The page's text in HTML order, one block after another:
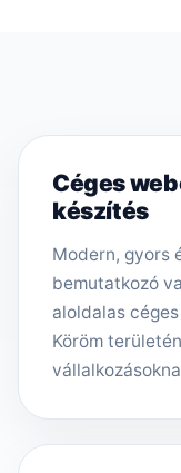
Céges
készítés
Modern, gyors
bemutatkozó
aloldalas
Köröm